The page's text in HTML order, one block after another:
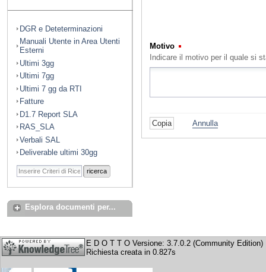
DGR e Deteterminazioni
Manuali Utente in Area Utenti
Esterni
Ultimi 3gg
Ultimi 7gg
Ultimi 7 gg da RTI
Fatture
D1.7 Report SLA
RAS_SLA
Verbali SAL
Deliverable ultimi 30gg
ricerca
Esplora documenti per...
Motivo
Indicare il motivo per il quale si
Annulla
E D O T T O Versione: 3.7.0.2 (Community Edition)
Richiesta creata in 0.827s